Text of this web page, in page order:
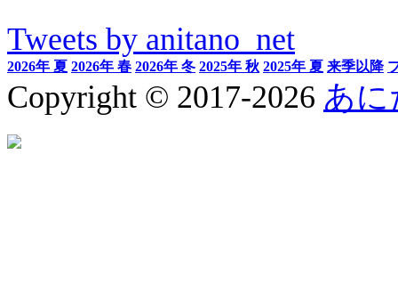
Tweets by anitano_net
2026年 夏 2026年 春 2026年 冬 2025年 秋 2025年 夏 来季以降
Copyright © 2017-2026 あに